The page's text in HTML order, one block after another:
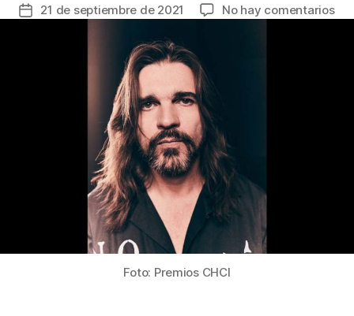
c
e
b
o
o
k
itt
er
ail er m
Fecha21 de septiembre de 2021 No hay comentariosen
Foto: Premios CHCI